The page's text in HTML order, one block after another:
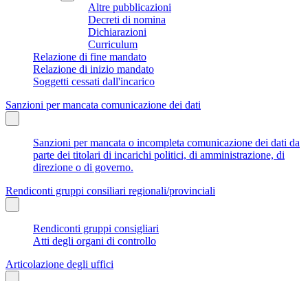
Altre pubblicazioni
Decreti di nomina
Dichiarazioni
Curriculum
Relazione di fine mandato
Relazione di inizio mandato
Soggetti cessati dall'incarico
Sanzioni per mancata comunicazione dei dati
Sanzioni per mancata o incompleta comunicazione dei dati da
parte dei titolari di incarichi politici, di amministrazione, di
direzione o di governo.
Rendiconti gruppi consiliari regionali/provinciali
Rendiconti gruppi consigliari
Atti degli organi di controllo
Articolazione degli uffici